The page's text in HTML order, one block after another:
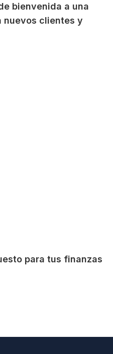
bienvenida a una
nuevos clientes y
para tus finanzas